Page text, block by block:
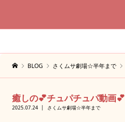
BLOG さくムサ劇場☆半年まで
癒しの💕チュパチュパ動画💕
2025.07.24 さくムサ劇場☆半年まで